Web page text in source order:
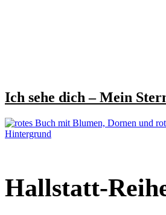
Ich sehe dich – Mein
Hallstatt-